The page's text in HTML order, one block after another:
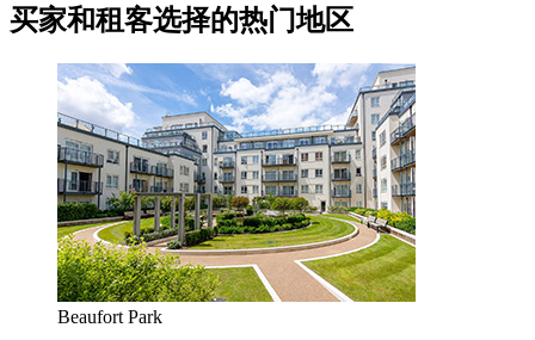
买家和租客选择的热门地区
Beaufort Park